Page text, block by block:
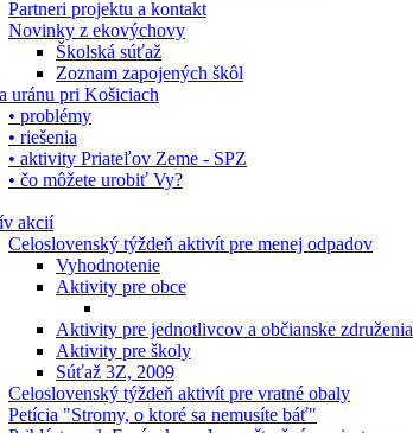
Partneri projektu a kontakt
Novinky z ekovýchovy
Školská súťaž
Zoznam zapojených škôl
uránu pri Košiciach
• problémy
• riešenia
• aktivity Priateľov Zeme - SPZ
• čo môžete urobiť Vy?
akcií
Celoslovenský týždeň aktivít pre menej odpadov
Vyhodnotenie
Aktivity pre obce
Aktivity pre jednotlivcov a občianske združenia
Aktivity pre školy
Súťaž 3Z, 2009
Celoslovenský týždeň aktivít pre vratné obaly
Petícia "Stromy, o ktoré sa nemusíte báť"